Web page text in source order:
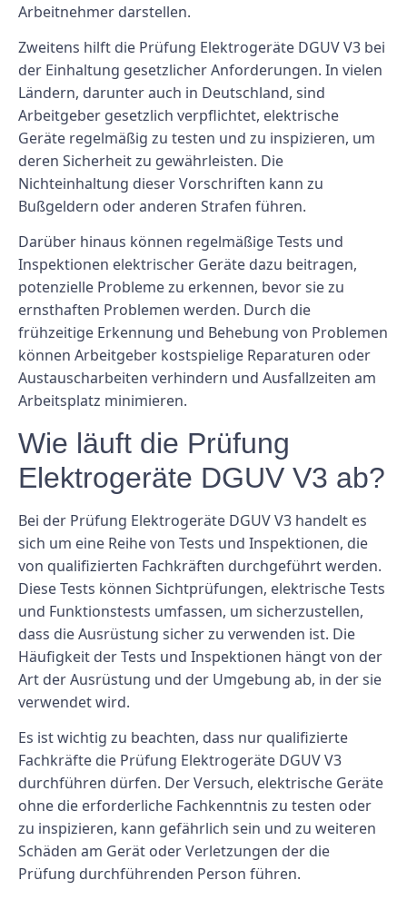
Arbeitnehmer darstellen.
Zweitens hilft die Prüfung Elektrogeräte DGUV V3 bei
der Einhaltung gesetzlicher Anforderungen. In vielen
Ländern, darunter auch in Deutschland, sind
Arbeitgeber gesetzlich verpflichtet, elektrische
Geräte regelmäßig zu testen und zu inspizieren, um
deren Sicherheit zu gewährleisten. Die
Nichteinhaltung dieser Vorschriften kann zu
Bußgeldern oder anderen Strafen führen.
Darüber hinaus können regelmäßige Tests und
Inspektionen elektrischer Geräte dazu beitragen,
potenzielle Probleme zu erkennen, bevor sie zu
ernsthaften Problemen werden. Durch die
frühzeitige Erkennung und Behebung von Problemen
können Arbeitgeber kostspielige Reparaturen oder
Austauscharbeiten verhindern und Ausfallzeiten am
Arbeitsplatz minimieren.
Wie läuft die Prüfung
Elektrogeräte DGUV V3 ab?
Bei der Prüfung Elektrogeräte DGUV V3 handelt es
sich um eine Reihe von Tests und Inspektionen, die
von qualifizierten Fachkräften durchgeführt werden.
Diese Tests können Sichtprüfungen, elektrische Tests
und Funktionstests umfassen, um sicherzustellen,
dass die Ausrüstung sicher zu verwenden ist. Die
Häufigkeit der Tests und Inspektionen hängt von der
Art der Ausrüstung und der Umgebung ab, in der sie
verwendet wird.
Es ist wichtig zu beachten, dass nur qualifizierte
Fachkräfte die Prüfung Elektrogeräte DGUV V3
durchführen dürfen. Der Versuch, elektrische Geräte
ohne die erforderliche Fachkenntnis zu testen oder
zu inspizieren, kann gefährlich sein und zu weiteren
Schäden am Gerät oder Verletzungen der die
Prüfung durchführenden Person führen.